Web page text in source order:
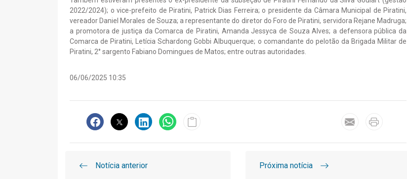
2022/2024); o vice-prefeito de Piratini, Patrick Dias Ferreira; o presidente da Câmara Municipal de Piratini,
vereador Daniel Morales de Souza; a representante do diretor do Foro de Piratini, servidora Rejane Madruga;
a promotora de justiça da Comarca de Piratini, Amanda Jessyca de Souza Alves; a defensora pública da
Comarca de Piratini, Letícia Schardong Gobbi Albuquerque; o comandante do pelotão da Brigada Militar de
Piratini, 2° sargento Fabiano Domingues de Matos; entre outras autoridades.
06/06/2025 10:35
Notícia anterior Próxima notícia